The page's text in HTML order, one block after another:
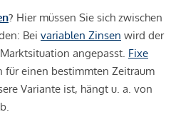
? Hier müssen Sie sich zwischen
Bei variablen Zinsen wird der
angepasst. Fixe
für einen bestimmten Zeitraum
Variante ist, hängt u. a. von